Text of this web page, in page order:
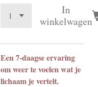
In
winkelwagen
Een 7-daagse ervaring
om weer te voelen wat je
lichaam je vertelt.